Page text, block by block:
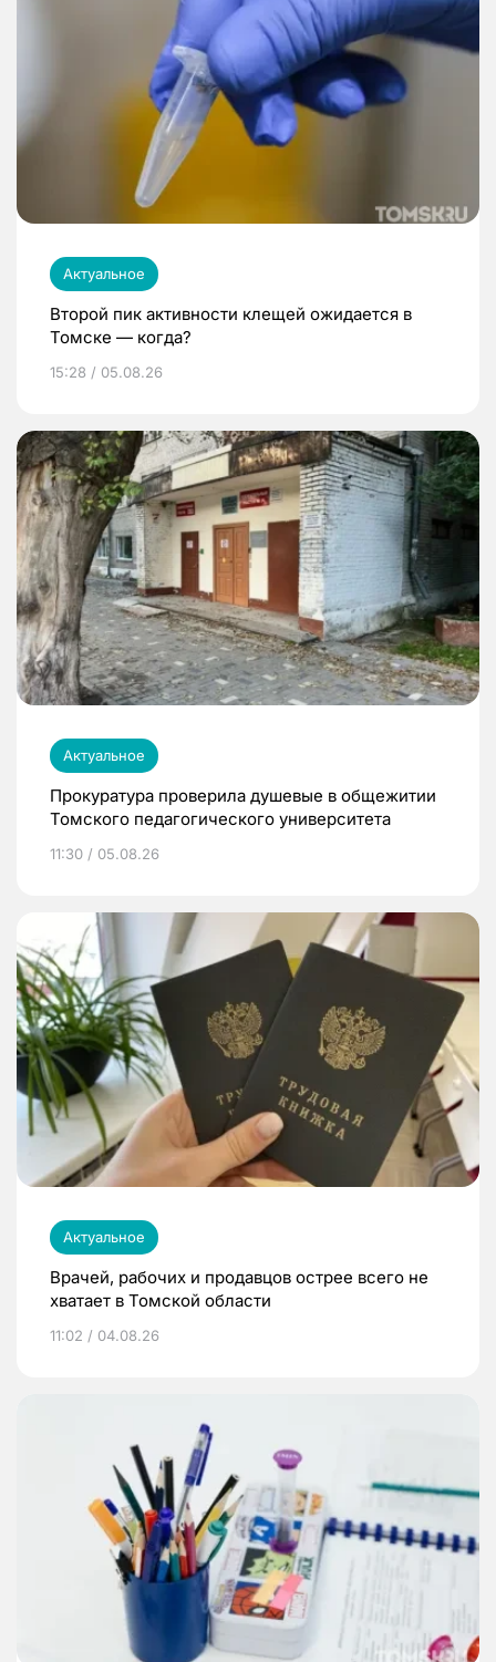
Актуальное
Второй пик активности клещей ожидается в
Томске — когда?
15:28 / 05.08.26
Актуальное
Прокуратура проверила душевые в общежитии
Томского педагогического университета
11:30 / 05.08.26
Актуальное
Врачей, рабочих и продавцов острее всего не
хватает в Томской области
11:02 / 04.08.26